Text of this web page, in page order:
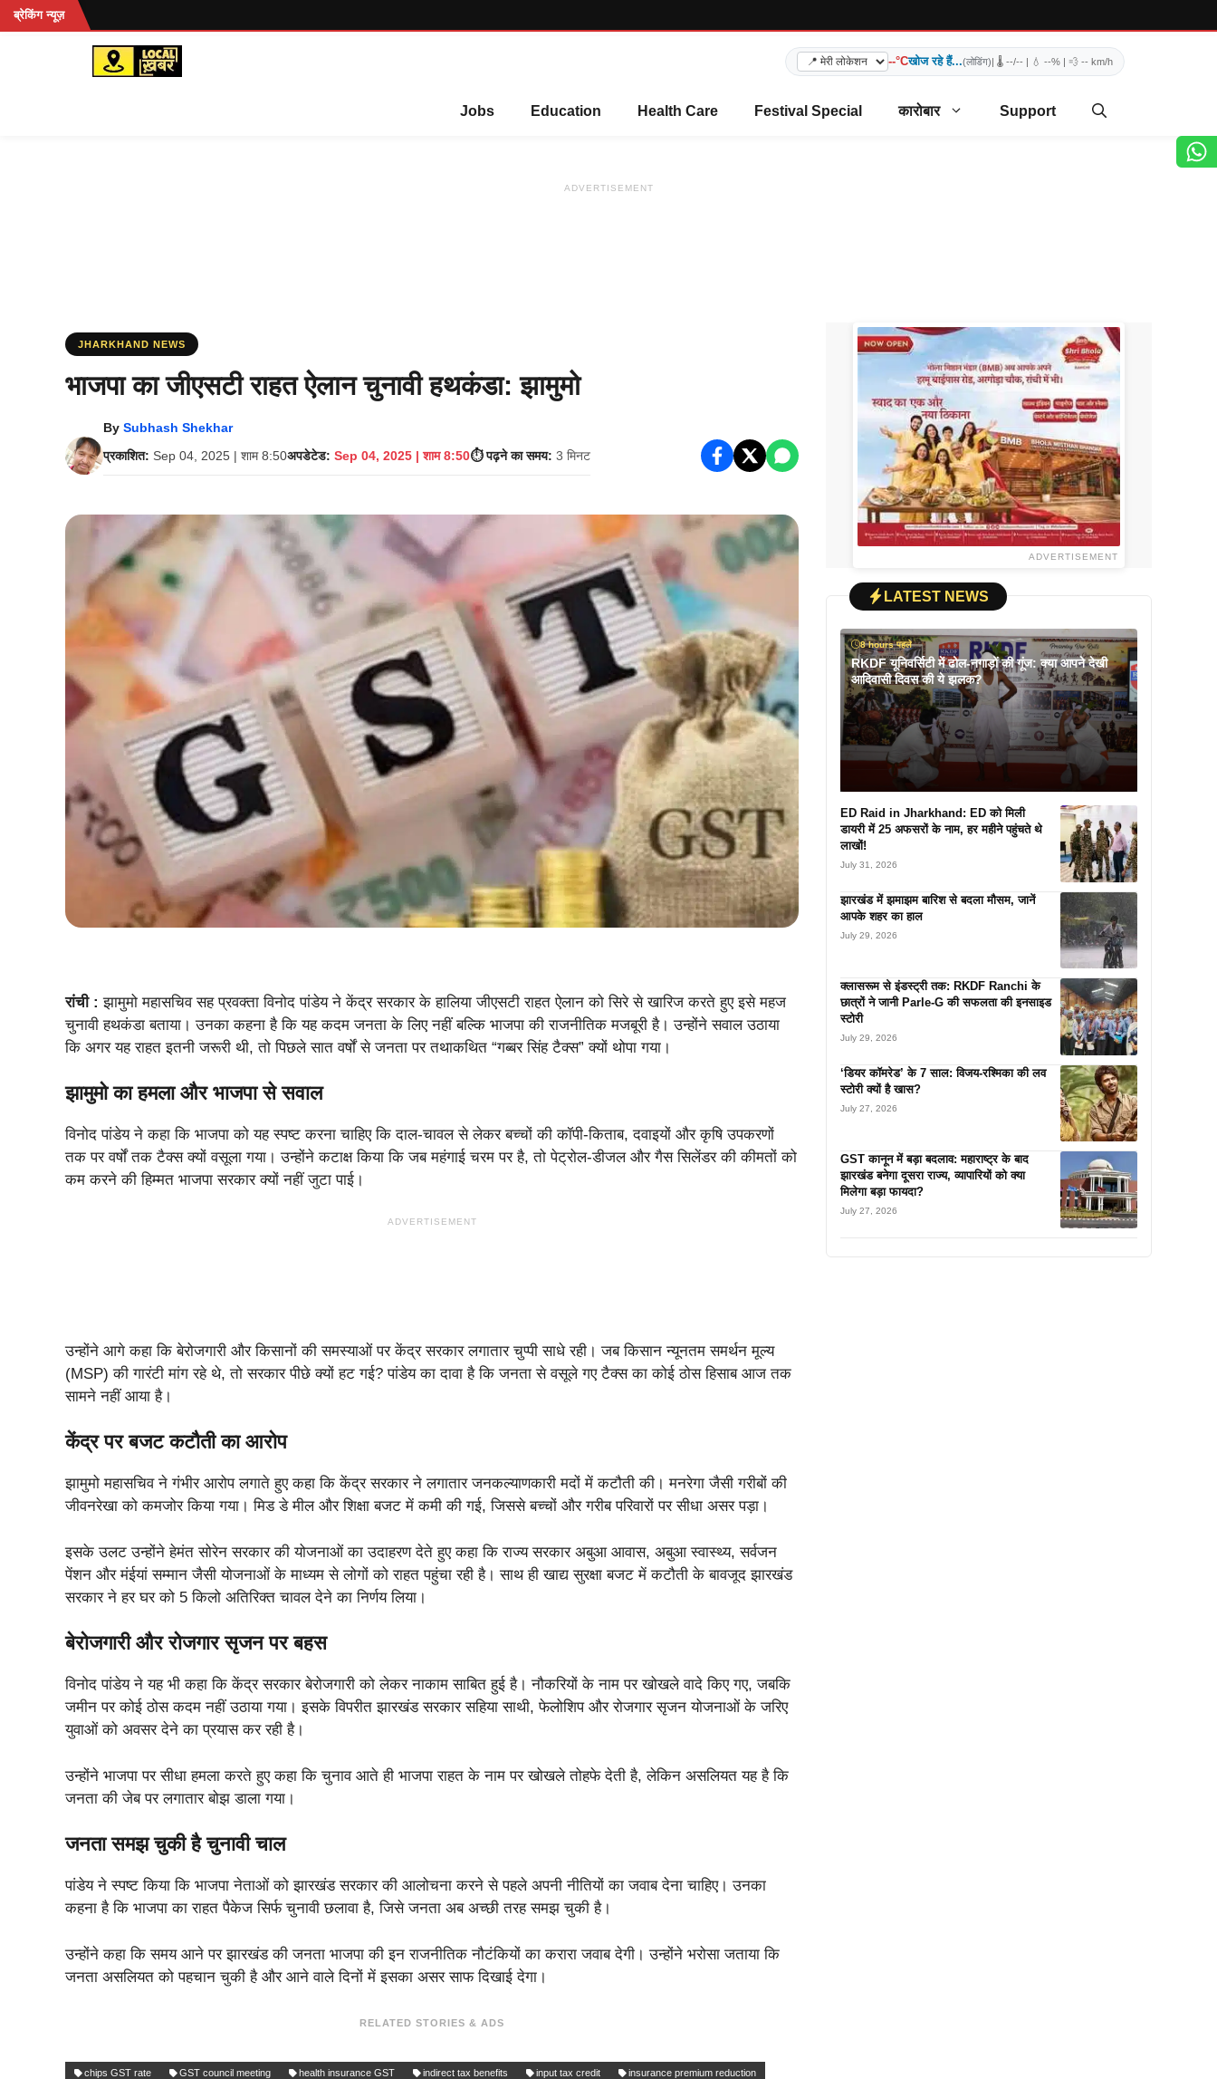
Skip
to
ब्रेकिंग न्यूज़
--°Cखोज रहे हैं...(लोडिंग)| 🌡️ --/-- | 💧 --% | 💨 -- km/h
Jobs Education Health Care Festival Special कारोबार Support
ADVERTISEMENT
JHARKHAND NEWS
भाजपा का जीएसटी राहत ऐलान चुनावी हथकंडा: झामुमो
By Subhash Shekhar
प्रकाशित: Sep 04, 2025 | शाम 8:50अपडेटेड: Sep 04, 2025 | शाम 8:50⏱️ पढ़ने का समय: 3 मिनट
रांची : झामुमो महासचिव सह प्रवक्ता विनोद पांडेय ने केंद्र सरकार के हालिया जीएसटी राहत ऐलान को सिरे से खारिज करते हुए इसे महज
चुनावी हथकंडा बताया। उनका कहना है कि यह कदम जनता के लिए नहीं बल्कि भाजपा की राजनीतिक मजबूरी है। उन्होंने सवाल उठाया
कि अगर यह राहत इतनी जरूरी थी, तो पिछले सात वर्षों से जनता पर तथाकथित “गब्बर सिंह टैक्स” क्यों थोपा गया।
झामुमो का हमला और भाजपा से सवाल
विनोद पांडेय ने कहा कि भाजपा को यह स्पष्ट करना चाहिए कि दाल-चावल से लेकर बच्चों की कॉपी-किताब, दवाइयों और कृषि उपकरणों
तक पर वर्षों तक टैक्स क्यों वसूला गया। उन्होंने कटाक्ष किया कि जब महंगाई चरम पर है, तो पेट्रोल-डीजल और गैस सिलेंडर की कीमतों को
कम करने की हिम्मत भाजपा सरकार क्यों नहीं जुटा पाई।
ADVERTISEMENT
उन्होंने आगे कहा कि बेरोजगारी और किसानों की समस्याओं पर केंद्र सरकार लगातार चुप्पी साधे रही। जब किसान न्यूनतम समर्थन मूल्य
(MSP) की गारंटी मांग रहे थे, तो सरकार पीछे क्यों हट गई? पांडेय का दावा है कि जनता से वसूले गए टैक्स का कोई ठोस हिसाब आज तक
सामने नहीं आया है।
केंद्र पर बजट कटौती का आरोप
झामुमो महासचिव ने गंभीर आरोप लगाते हुए कहा कि केंद्र सरकार ने लगातार जनकल्याणकारी मदों में कटौती की। मनरेगा जैसी गरीबों की
जीवनरेखा को कमजोर किया गया। मिड डे मील और शिक्षा बजट में कमी की गई, जिससे बच्चों और गरीब परिवारों पर सीधा असर पड़ा।
इसके उलट उन्होंने हेमंत सोरेन सरकार की योजनाओं का उदाहरण देते हुए कहा कि राज्य सरकार अबुआ आवास, अबुआ स्वास्थ्य, सर्वजन
पेंशन और मंईयां सम्मान जैसी योजनाओं के माध्यम से लोगों को राहत पहुंचा रही है। साथ ही खाद्य सुरक्षा बजट में कटौती के बावजूद झारखंड
सरकार ने हर घर को 5 किलो अतिरिक्त चावल देने का निर्णय लिया।
बेरोजगारी और रोजगार सृजन पर बहस
विनोद पांडेय ने यह भी कहा कि केंद्र सरकार बेरोजगारी को लेकर नाकाम साबित हुई है। नौकरियों के नाम पर खोखले वादे किए गए, जबकि
जमीन पर कोई ठोस कदम नहीं उठाया गया। इसके विपरीत झारखंड सरकार सहिया साथी, फेलोशिप और रोजगार सृजन योजनाओं के जरिए
युवाओं को अवसर देने का प्रयास कर रही है।
उन्होंने भाजपा पर सीधा हमला करते हुए कहा कि चुनाव आते ही भाजपा राहत के नाम पर खोखले तोहफे देती है, लेकिन असलियत यह है कि
जनता की जेब पर लगातार बोझ डाला गया।
जनता समझ चुकी है चुनावी चाल
पांडेय ने स्पष्ट किया कि भाजपा नेताओं को झारखंड सरकार की आलोचना करने से पहले अपनी नीतियों का जवाब देना चाहिए। उनका
कहना है कि भाजपा का राहत पैकेज सिर्फ चुनावी छलावा है, जिसे जनता अब अच्छी तरह समझ चुकी है।
उन्होंने कहा कि समय आने पर झारखंड की जनता भाजपा की इन राजनीतिक नौटंकियों का करारा जवाब देगी। उन्होंने भरोसा जताया कि
जनता असलियत को पहचान चुकी है और आने वाले दिनों में इसका असर साफ दिखाई देगा।
RELATED STORIES & ADS
chips GST rate GST council meeting health insurance GST indirect tax benefits input tax credit insurance premium reduction
ADVERTISEMENT
LATEST NEWS
8 hours पहले
RKDF यूनिवर्सिटी में ढोल-नगाड़ों की गूंज: क्या आपने देखी
आदिवासी दिवस की ये झलक?
ED Raid in Jharkhand: ED को मिली
डायरी में 25 अफसरों के नाम, हर महीने पहुंचते थे
लाखों!
July 31, 2026
झारखंड में झमाझम बारिश से बदला मौसम, जानें
आपके शहर का हाल
July 29, 2026
क्लासरूम से इंडस्ट्री तक: RKDF Ranchi के
छात्रों ने जानी Parle-G की सफलता की इनसाइड
स्टोरी
July 29, 2026
‘डियर कॉमरेड’ के 7 साल: विजय-रश्मिका की लव
स्टोरी क्यों है खास?
July 27, 2026
GST कानून में बड़ा बदलाव: महाराष्ट्र के बाद
झारखंड बनेगा दूसरा राज्य, व्यापारियों को क्या
मिलेगा बड़ा फायदा?
July 27, 2026